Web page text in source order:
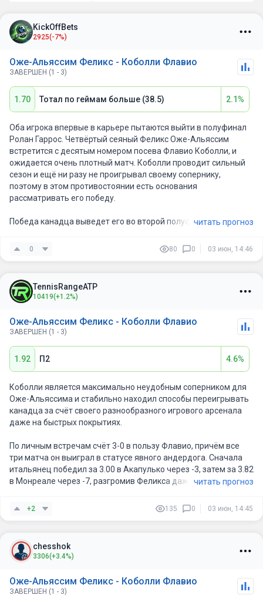
KickOffBets
2925(-7%)
Оже-Альяссим Феликс - Коболли Флавио
ЗАВЕРШЕН (1 - 3)
1.70 Тотал по геймам больше (38.5) 2.1%
Оба игрока впервые в карьере пытаются выйти в полуфинал
Ролан Гаррос. Четвёртый сеяный Феликс Оже-Альяссим
встретится с десятым номером посева Флавио Коболли, и
ожидается очень плотный матч. Коболли проводит сильный
сезон и ещё ни разу не проигрывал своему сопернику,
поэтому в этом противостоянии есть основания
рассматривать его победу.
Победа канадца выведет его во второй полуфинал турнира
лучшим результатом на Ролан Гаррос были три выхода в
четвёртый круг. В этом году он впервые добрался до стадии
В понедельник Оже-Альяссим уверенно обыграл Алехандро
Табило в трёх сетах, доведя свой баланс на грунте в 2026 году
до 8–4. Это его второй четвертьфинал на этом покрытии в
сезоне после Монте-Карло. В live-рейтинге он поднялся на
рекордное для себя четвёртое место, опережая Коболли на
семь позиций.
Для Флавио Коболли это также один из лучших результатов
на турнирах Большого шлема — ранее он доходил до
четвертьфинала только на Уимблдоне в прошлом году. В этом
сезоне итальянец уже играл в финале грунтового турнира в
Мюнхене и в целом демонстрирует стабильный прогресс на
читать прогноз
0 80 0 03 июн, 14:46
TennisRangeATP
10419(+1.2%)
Оже-Альяссим Феликс - Коболли Флавио
ЗАВЕРШЕН (1 - 3)
1.92 П2 4.6%
Коболли является максимально неудобным соперником для
Оже-Альяссима и стабильно находил способы переигрывать
канадца за счёт своего разнообразного игрового арсенала
даже на быстрых покрытиях.
По личным встречам счёт 3-0 в пользу Флавио, причём все
три матча он выиграл в статусе явного андердога. Сначала
итальянец победил за 3.00 в Акапулько через -3, затем за 3.82
в Монреале через -7, разгромив Феликса даже на домашнем
также осталась за Коболли — победа за 2.03 на Hopman Cup в
На этом турнире оба теннисиста пока не сталкивались с по-
настоящему серьёзной оппозицией и побеждали
исключительно в роли явных фаворитов. Однако, учитывая
историю личных встреч, преимущество Флавио на медленном
грунте, а также тот факт, что по ходу турнира канадец уже
читать прогноз
+2 135 0 03 июн, 14:45
chesshok
3306(+3.4%)
Оже-Альяссим Феликс - Коболли Флавио
ЗАВЕРШЕН (1 - 3)